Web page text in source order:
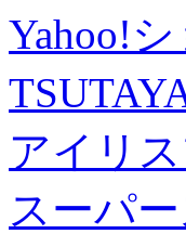
Yahoo!
アイリ
スーパ